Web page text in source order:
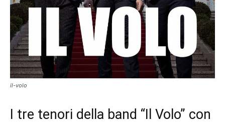
il-volo
I tre tenori della band “Il Volo” con